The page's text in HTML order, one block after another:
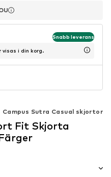
Snabb leverans
i din korg.
Campus Sutra Casual skjortor
Fit Skjorta